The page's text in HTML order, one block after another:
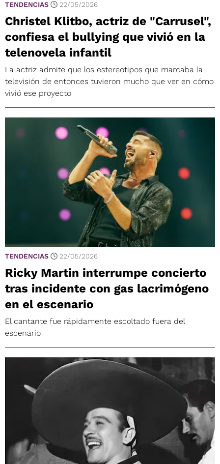
TENDENCIAS 22/05/2026
Christel Klitbo, actriz de "Carrusel",
confiesa el bullying que vivió en la
telenovela infantil
La actriz admite que los estereotipos que marcaba la
televisión de entonces tuvieron mucho que ver en cómo
vivió ese proyecto
TENDENCIAS 22/05/2026
Ricky Martin interrumpe concierto
tras incidente con gas lacrimógeno
en el escenario
El cantante fue rápidamente escoltado fuera del
escenario